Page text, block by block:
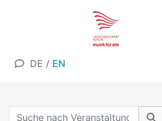
DE / EN